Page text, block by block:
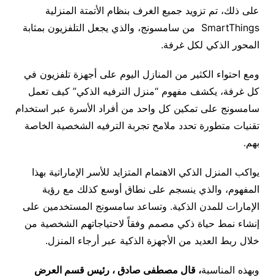
على ذلك، تم تزويد جميع الغرف بنظام الأتمتة المنزلية
SmartThings من سامسونج، والذي يجعل التلفزيون بمثابة
المحور الذكي لكل غرفة.
ومع احتواء الكثير من المنازل اليوم على أجهزة تلفزيون في
كل غرفة، يكشف مفهوم “منزل الترفيه الذكي” كيف تعمل
سامسونج على تمكين كل واحد من أفراد الأسرة عبر استخدام
تقنيات متطورة تحدد ملامح تجربة الترفيه الشخصية الخاصة
بهم.
يواكب المنزل الذكي الاهتمام المتزايد للأسر الإماراتية بهذا
المفهوم، والذي ينسجم على نطاق أوسع كذلك مع رؤية
الإمارات للمدن الذكية. وتساعد سامسونج المستخدمين على
إنشاء نمط حياة ذكي مصمم وفقاً لاحتياجاتهم الشخصية من
خلال ربط العديد من الأجهزة الذكية عبر أرجاء المنزل.
وبهذه المناسبة، قال مصطفى صادق ، رئيس قسم العرض